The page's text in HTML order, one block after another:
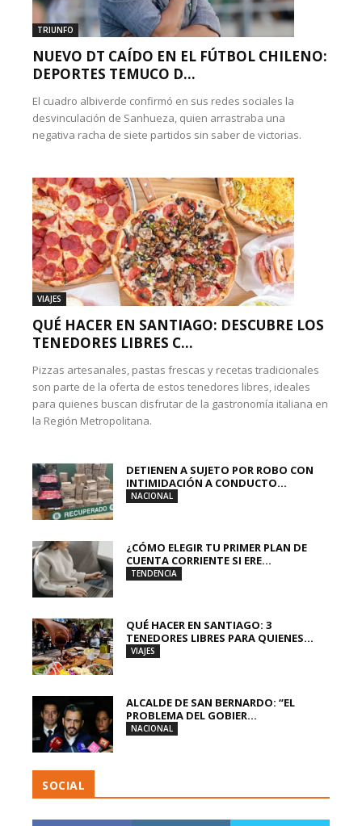
TRIUNFO
NUEVO DT CAÍDO EN EL FÚTBOL CHILENO:
DEPORTES TEMUCO D...
El cuadro albiverde confirmó en sus redes sociales la
desvinculación de Sanhueza, quien arrastraba una
negativa racha de siete partidos sin saber de victorias.
VIAJES
QUÉ HACER EN SANTIAGO: DESCUBRE LOS
TENEDORES LIBRES C...
Pizzas artesanales, pastas frescas y recetas tradicionales
son parte de la oferta de estos tenedores libres, ideales
para quienes buscan disfrutar de la gastronomía italiana en
la Región Metropolitana.
DETIENEN A SUJETO POR ROBO CON
INTIMIDACIÓN A CONDUCTO...
NACIONAL
¿CÓMO ELEGIR TU PRIMER PLAN DE
CUENTA CORRIENTE SI ERE...
TENDENCIA
QUÉ HACER EN SANTIAGO: 3
TENEDORES LIBRES PARA QUIENES...
VIAJES
ALCALDE DE SAN BERNARDO: “EL
PROBLEMA DEL GOBIER...
NACIONAL
SOCIAL